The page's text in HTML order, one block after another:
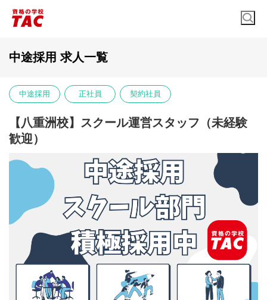
中途採用 求人一覧
中途採用 正社員 契約社員
【八重洲校】スクール運営スタッフ（未経験
歓迎）